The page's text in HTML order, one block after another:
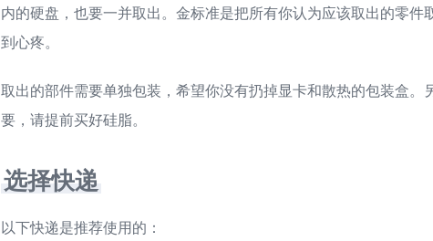
内的硬盘，也要一并取出。金标准是把所有你认为应该取出的零件
到心疼。
取出的部件需要单独包装，希望你没有扔掉显卡和散热的包装盒。
要，请提前买好硅脂。
选择快递
以下快递是推荐使用的：